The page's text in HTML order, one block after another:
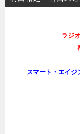
ラジ
スマート・エイジ